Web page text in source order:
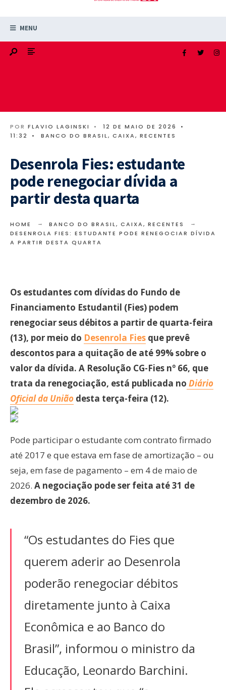
MENU
POR FLAVIO LAGINSKI • 12 DE MAIO DE 2026
•
11:32
• BANCO DO BRASIL, CAIXA, RECENTES
Desenrola Fies: estudante
pode renegociar dívida a
partir desta quarta
HOME BANCO DO BRASIL, CAIXA, RECENTES
DESENROLA FIES: ESTUDANTE PODE RENEGOCIAR DÍVIDA
A PARTIR DESTA QUARTA
Os estudantes com dívidas do Fundo de
Financiamento Estudantil (Fies) podem
renegociar seus débitos a partir de quarta-feira
(13), por meio do Desenrola Fies que prevê
descontos para a quitação de até 99% sobre o
valor da dívida. A Resolução CG-Fies nº 66, que
trata da renegociação, está publicada no Diário
Oficial da União desta terça-feira (12).
Pode participar o estudante com contrato firmado
até 2017 e que estava em fase de amortização – ou
seja, em fase de pagamento – em 4 de maio de
2026. A negociação pode ser feita até 31 de
dezembro de 2026.
“Os estudantes do Fies que
querem aderir ao Desenrola
poderão renegociar débitos
diretamente junto à Caixa
Econômica e ao Banco do
Brasil”, informou o ministro da
Educação, Leonardo Barchini.